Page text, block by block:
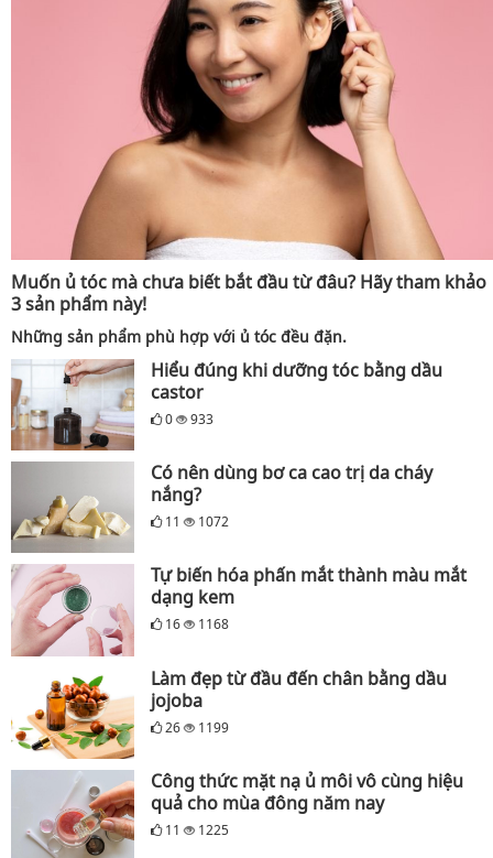
Muốn ủ tóc mà chưa biết bắt đầu từ đâu? Hãy tham khảo
3 sản phẩm này!
Những sản phẩm phù hợp với ủ tóc đều đặn.
Hiểu đúng khi dưỡng tóc bằng dầu
castor
0 933
Có nên dùng bơ ca cao trị da cháy
nắng?
11 1072
Tự biến hóa phấn mắt thành màu mắt
dạng kem
16 1168
Làm đẹp từ đầu đến chân bằng dầu
jojoba
26 1199
Công thức mặt nạ ủ môi vô cùng hiệu
quả cho mùa đông năm nay
11 1225